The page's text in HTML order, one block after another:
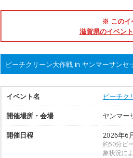
※ このイ
滋賀県のイベン
ビーチクリーン大作戦 in ヤンマーサンセ
イベント名 ビーチク
開催場所・会場 ヤンマー
開催日程 2026年6
約50分ビ
象状況に